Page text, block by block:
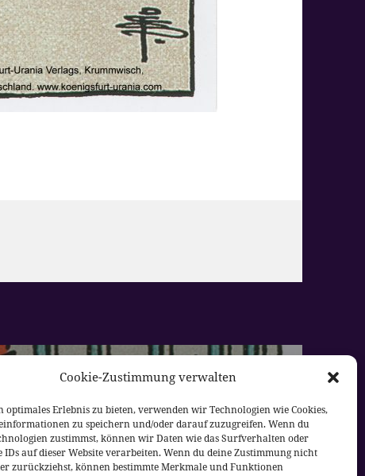
Cookie-Zustimmung verwalten
optimales Erlebnis zu bieten, verwenden wir Technologien wie Cookies,
zu speichern und/oder darauf zuzugreifen. Wenn du
zustimmst, können wir Daten wie das Surfverhalten oder
IDs auf dieser Website verarbeiten. Wenn du deine Zustimmung nicht
zurückziehst, können bestimmte Merkmale und Funktionen